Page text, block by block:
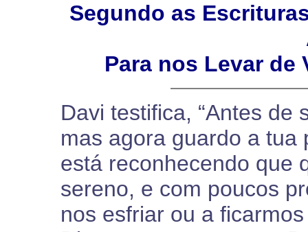
Segundo as
Para nos Levar de
Davi testifica, “Antes de
mas agora guardo a tua
está reconhecendo que
sereno, e com poucos
nos esfriar ou a